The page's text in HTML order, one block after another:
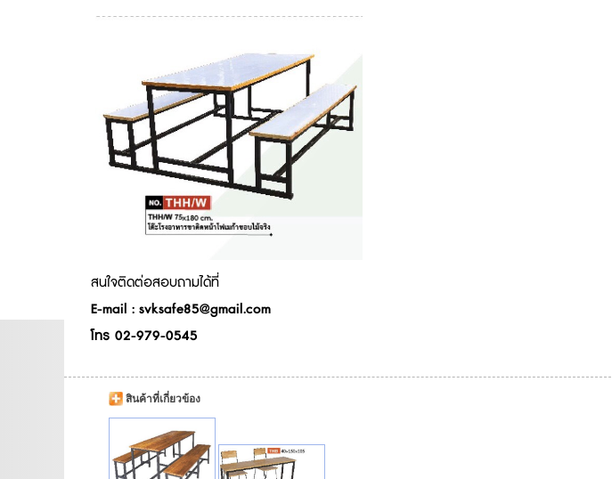
สนใจติดต่อสอบถามได้ที่
E-mail : svksafe85@gmail.com
โทร 02-979-0545
สินค้าที่เกี่ยวข้อง